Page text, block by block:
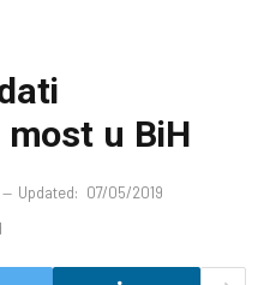
u BiH
Updated: 07/05/2019